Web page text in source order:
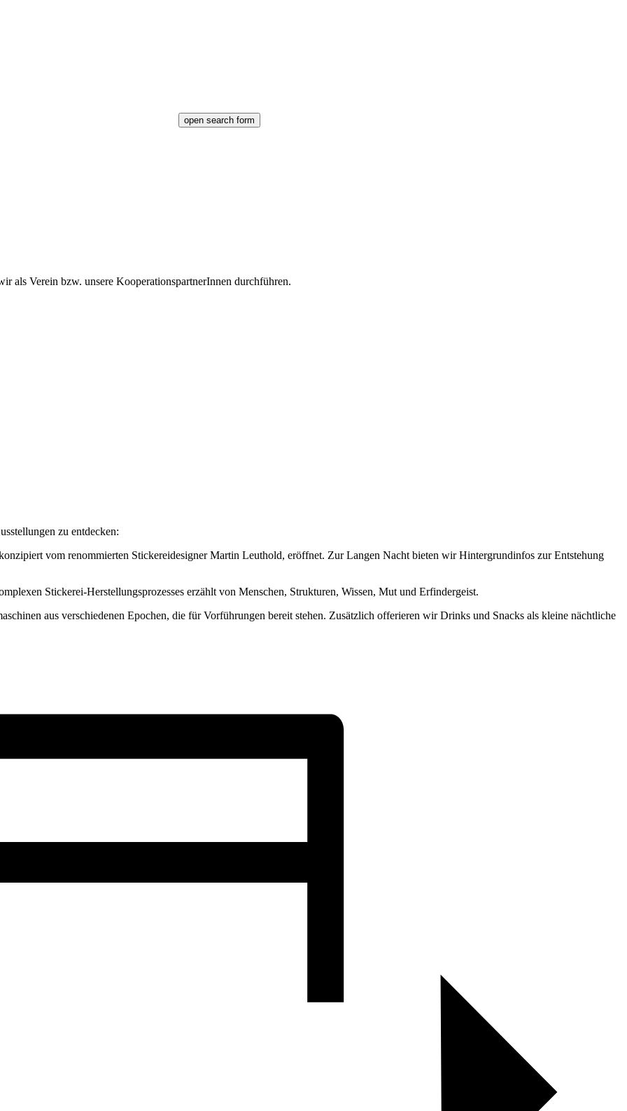
open search form
als Verein bzw. unsere KooperationspartnerInnen durchführen.
zu entdecken:
vom renommierten Stickereidesigner Martin Leuthold, eröffnet. Zur Langen Nacht bieten wir Hintergrundinfos zur Entstehung
Stickerei-Herstellungsprozesses erzählt von Menschen, Strukturen, Wissen, Mut und Erfindergeist.
aus verschiedenen Epochen, die für Vorführungen bereit stehen. Zusätzlich offerieren wir Drinks und Snacks als kleine nächtliche